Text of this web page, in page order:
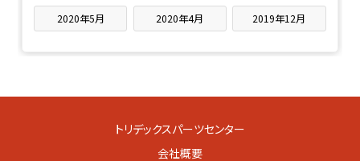
2020年5月 2020年4月 2019年12月
トリデックスパーツセンター
会社概要